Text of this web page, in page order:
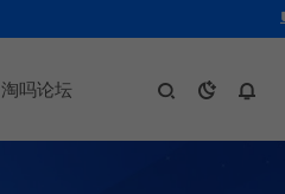
淘吗论坛